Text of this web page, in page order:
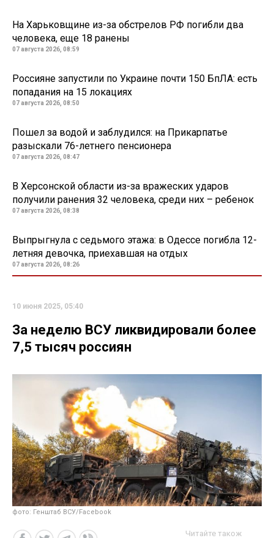
На Харьковщине из-за обстрелов РФ погибли два
человека, еще 18 ранены
07 августа 2026, 08:59
Россияне запустили по Украине почти 150 БпЛА: есть
попадания на 15 локациях
07 августа 2026, 08:50
Пошел за водой и заблудился: на Прикарпатье
разыскали 76-летнего пенсионера
07 августа 2026, 08:47
В Херсонской области из-за вражеских ударов
получили ранения 32 человека, среди них – ребенок
07 августа 2026, 08:38
Выпрыгнула с седьмого этажа: в Одессе погибла 12-
летняя девочка, приехавшая на отдых
07 августа 2026, 08:26
10 июня 2025, 05:40
За неделю ВСУ ликвидировали более
7,5 тысяч россиян
фото: Генштаб ВСУ/Facebook
Читайте також